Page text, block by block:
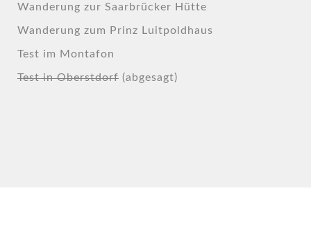
Wanderung zur Saarbrücker Hütte
Wanderung zum Prinz Luitpoldhaus
Test im Montafon
Test in Oberstdorf (abgesagt)